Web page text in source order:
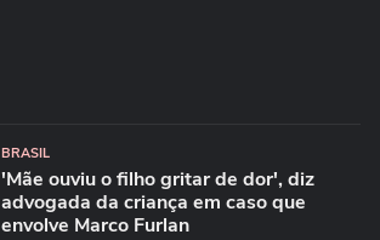
BRASIL
'Mãe ouviu o filho gritar de dor', diz
advogada da criança em caso que
envolve Marco Furlan